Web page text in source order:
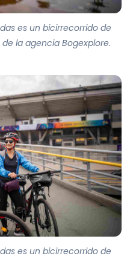
es un bicirrecorrido de
la agencia Bogexplore.
es un bicirrecorrido de